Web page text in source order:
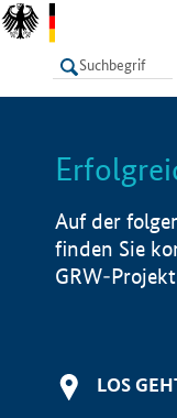
LISTE
Auf der
finden Sie
GRW-
LOS